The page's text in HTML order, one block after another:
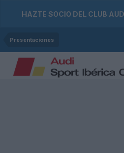
HAZTE SOCIO DEL CLUB
Presentaciones